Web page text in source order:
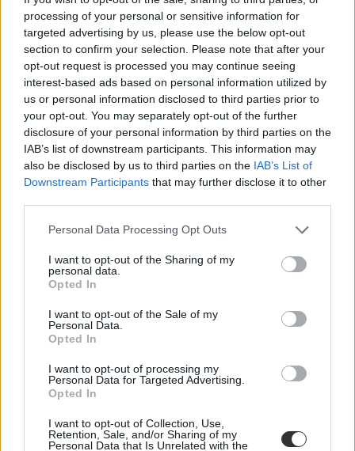
processing of your personal or sensitive information for
targeted advertising by us, please use the below opt-out
section to confirm your selection. Please note that after your
opt-out request is processed you may continue seeing
interest-based ads based on personal information utilized by
us or personal information disclosed to third parties prior to
your opt-out. You may separately opt-out of the further
disclosure of your personal information by third parties on the
IAB’s list of downstream participants. This information may
also be disclosed by us to third parties on the IAB’s List of
Downstream Participants that may further disclose it to other
Personal Data Processing Opt Outs
I want to opt-out of the Sharing of my
personal data.
Opted In
I want to opt-out of the Sale of my
Personal Data.
Opted In
I want to opt-out of processing my
Personal Data for Targeted Advertising.
Opted In
I want to opt-out of Collection, Use,
Retention, Sale, and/or Sharing of my
Personal Data that Is Unrelated with the
frissdiplomás
bérigény
kezdőfizetés